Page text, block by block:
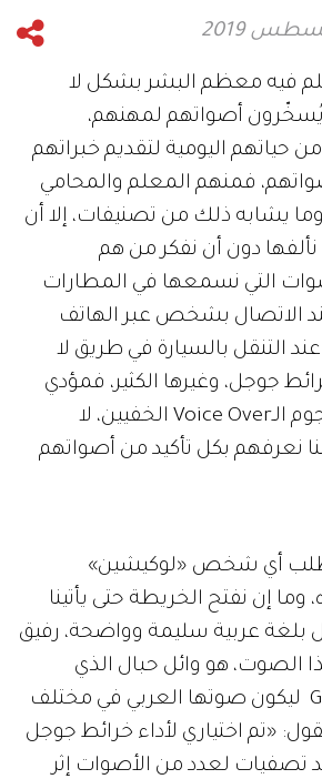
فيه معظم البشر بشكل لا
أصواتهم لمهنهم،
حياتهم اليومية لتقديم خبراتهم
فمنهم المعلم والمحامي
يشابه ذلك من تصنيفات، إلا أن
نألفها دون أن نفكر من هم
التي نسمعها في المطارات
الاتصال بشخص عبر الهاتف
التنقل بالسيارة في طريق لا
جوجل، وغيرها الكثير، فمؤدي
هذه العبارات هم نجوم الـVoice Over الخفيين، لا
نعرفهم بكل تأكيد من أصواتهم
أي شخص «لوكيشين»
وما إن نفتح الخريطة حتى يأتينا
عربية سليمة وواضحة، رفيق
الصوت، هو وائل حبال الذي
اختارته Google Map ليكون صوتها العربي في مختلف
«تم اختياري لأداء خرائط جوجل
تصفيات لعدد من الأصوات إثر